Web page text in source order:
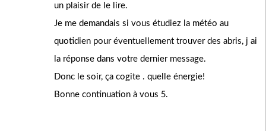
un plaisir de le lire.
Je me demandais si vous étudiez la météo au
quotidien pour éventuellement trouver des abris, j ai
la réponse dans votre dernier message.
Donc le soir, ça cogite . quelle énergie!
Bonne continuation à vous 5.